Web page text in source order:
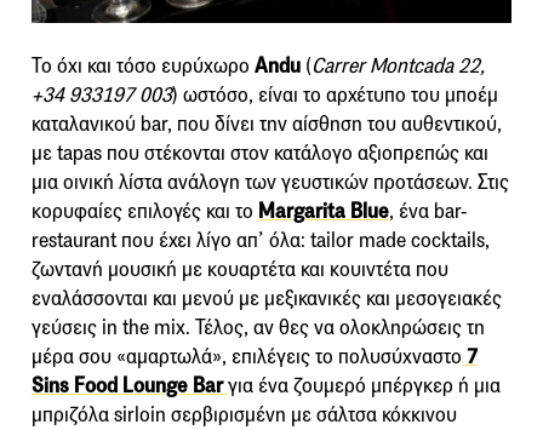
Το όχι και τόσο ευρύχωρο Andu (Carrer Montcada 22,
+34 933197 003) ωστόσο, είναι το αρχέτυπο του μποέμ
καταλανικού bar, που δίνει την αίσθηση του αυθεντικού,
με tapas που στέκονται στον κατάλογο αξιοπρεπώς και
μια οινική λίστα ανάλογη των γευστικών προτάσεων. Στις
κορυφαίες επιλογές και το Margarita Blue, ένα bar-
restaurant που έχει λίγο απ’ όλα: tailor made cocktails,
ζωντανή μουσική με κουαρτέτα και κουιντέτα που
εναλάσσονται και μενού με μεξικανικές και μεσογειακές
γεύσεις in the mix. Τέλος, αν θες να ολοκληρώσεις τη
μέρα σου «αμαρτωλά», επιλέγεις το πολυσύχναστο 7
Sins Food Lounge Barγια ένα ζουμερό μπέργκερ ή μια
μπριζόλα sirloin σερβιρισμένη με σάλτσα κόκκινου